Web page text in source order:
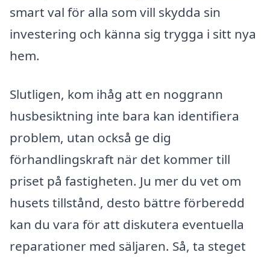
smart val för alla som vill skydda sin
investering och känna sig trygga i sitt nya
hem.
Slutligen, kom ihåg att en noggrann
husbesiktning inte bara kan identifiera
problem, utan också ge dig
förhandlingskraft när det kommer till
priset på fastigheten. Ju mer du vet om
husets tillstånd, desto bättre förberedd
kan du vara för att diskutera eventuella
reparationer med säljaren. Så, ta steget